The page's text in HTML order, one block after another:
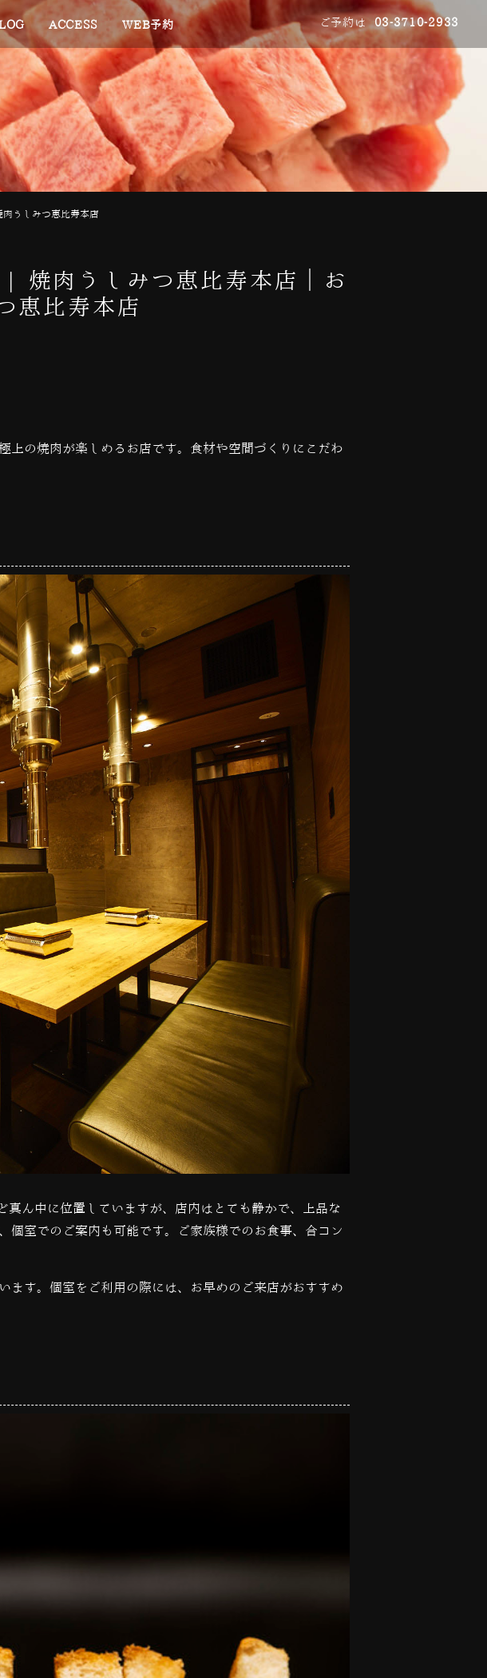
ACCESS WEB予約 ご予約は 03-3710-2933
うしみつ恵比寿本店
焼肉うしみつ恵比寿本店｜お
恵比寿本店
上の焼肉が楽しめるお店です。食材や空間づくりにこだわ
真ん中に位置していますが、店内はとても静かで、上品な
個室でのご案内も可能です。ご家族様でのお食事、合コン
ます。個室をご利用の際には、お早めのご来店がおすすめ